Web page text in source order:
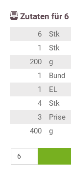
Zutaten für 6
6 Stk
1
Stk
200
g
1
Bund
1
EL
4
Stk
3
Prise
400
g